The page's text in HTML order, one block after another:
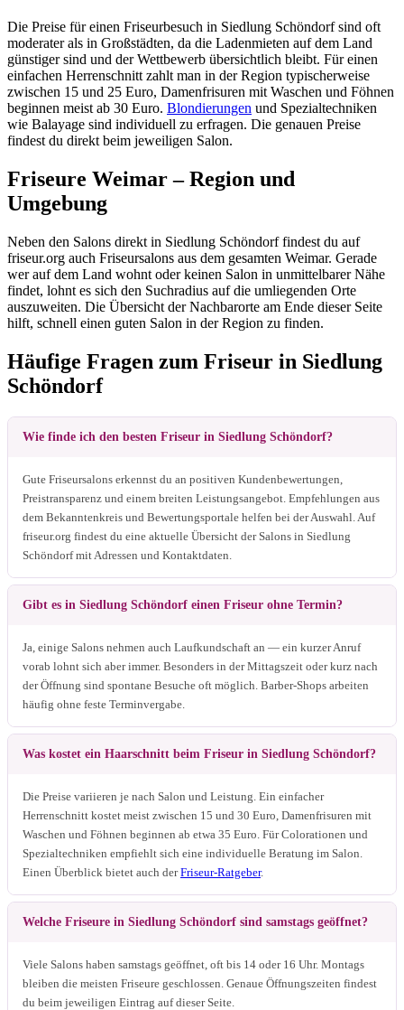
Die Preise für einen Friseurbesuch in Siedlung Schöndorf sind oft
moderater als in Großstädten, da die Ladenmieten auf dem Land
günstiger sind und der Wettbewerb übersichtlich bleibt. Für einen
einfachen Herrenschnitt zahlt man in der Region typischerweise
zwischen 15 und 25 Euro, Damenfrisuren mit Waschen und Föhnen
beginnen meist ab 30 Euro. Blondierungen und Spezialtechniken
wie Balayage sind individuell zu erfragen. Die genauen Preise
findest du direkt beim jeweiligen Salon.
Friseure Weimar – Region und
Umgebung
Neben den Salons direkt in Siedlung Schöndorf findest du auf
friseur.org auch Friseursalons aus dem gesamten Weimar. Gerade
wer auf dem Land wohnt oder keinen Salon in unmittelbarer Nähe
findet, lohnt es sich den Suchradius auf die umliegenden Orte
auszuweiten. Die Übersicht der Nachbarorte am Ende dieser Seite
hilft, schnell einen guten Salon in der Region zu finden.
Häufige Fragen zum Friseur in Siedlung
Schöndorf
Wie finde ich den besten Friseur in Siedlung Schöndorf?
Gute Friseursalons erkennst du an positiven Kundenbewertungen,
Preistransparenz und einem breiten Leistungsangebot. Empfehlungen aus
dem Bekanntenkreis und Bewertungsportale helfen bei der Auswahl. Auf
friseur.org findest du eine aktuelle Übersicht der Salons in Siedlung
Schöndorf mit Adressen und Kontaktdaten.
Gibt es in Siedlung Schöndorf einen Friseur ohne Termin?
Ja, einige Salons nehmen auch Laufkundschaft an — ein kurzer Anruf
vorab lohnt sich aber immer. Besonders in der Mittagszeit oder kurz nach
der Öffnung sind spontane Besuche oft möglich. Barber-Shops arbeiten
häufig ohne feste Terminvergabe.
Was kostet ein Haarschnitt beim Friseur in Siedlung Schöndorf?
Die Preise variieren je nach Salon und Leistung. Ein einfacher
Herrenschnitt kostet meist zwischen 15 und 30 Euro, Damenfrisuren mit
Waschen und Föhnen beginnen ab etwa 35 Euro. Für Colorationen und
Spezialtechniken empfiehlt sich eine individuelle Beratung im Salon.
Einen Überblick bietet auch derFriseur-Ratgeber.
Welche Friseure in Siedlung Schöndorf sind samstags geöffnet?
Viele Salons haben samstags geöffnet, oft bis 14 oder 16 Uhr. Montags
bleiben die meisten Friseure geschlossen. Genaue Öffnungszeiten findest
du beim jeweiligen Eintrag auf dieser Seite.